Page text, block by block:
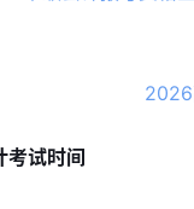
试时间